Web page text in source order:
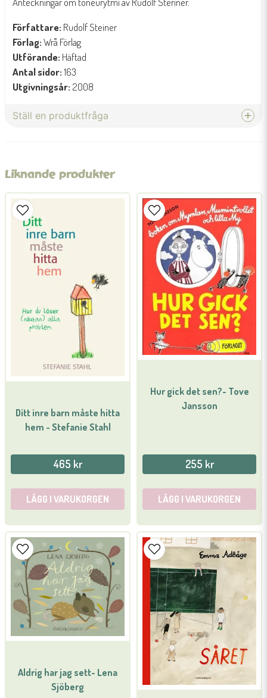
Författare: Rudolf Steiner
Förlag:Wrå Förlag
Utförande: Häftad
Antal sidor:163
Utgivningsår: 2008
Ställ en produktfråga
name
Namn
emailMejladress
Ja, ni får publicera min fråga
Liknande produkter
Ditt inre barn måste hitta
hem - Stefanie Stahl
465 kr
LÄGG I VARUKORGEN
Hur gick det sen?- Tove
Jansson
255 kr
LÄGG I VARUKORGEN
Aldrig har jag sett- Lena
Sjöberg